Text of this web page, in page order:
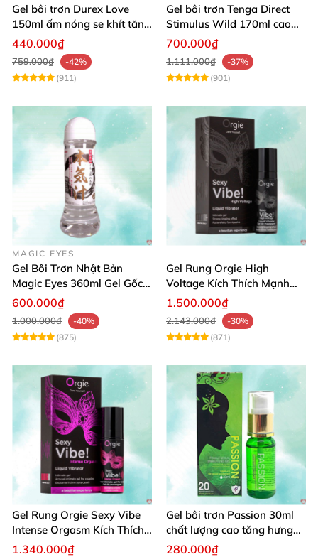
Gel bôi trơn Durex Love
150ml ấm nóng se khít tăng
khoái cảm nữ
440.000₫
759.000₫
-42%
(911)
Gel bôi trơn Tenga Direct
Stimulus Wild 170ml cao
cấp Nhật dễ dùng
700.000₫
1.111.000₫
-37%
(901)
MAGIC EYES
Gel Bôi Trơn Nhật Bản
Magic Eyes 360ml Gel Gốc
Nước An Toàn
600.000₫
1.000.000₫
-40%
(875)
Gel Rung Orgie High
Voltage Kích Thích Mạnh
Tăng Ham Muốn
1.500.000₫
2.143.000₫
-30%
(871)
Gel Rung Orgie Sexy Vibe
Intense Orgasm Kích Thích
Tăng Cường
1.340.000₫
Gel bôi trơn Passion 30ml
chất lượng cao tăng hưng
phấn nữ
280.000₫